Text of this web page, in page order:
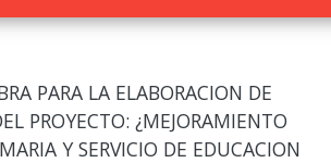
PARA LA ELABORACION DE
PROYECTO: ¿MEJORAMIENTO
Y SERVICIO DE EDUCACION